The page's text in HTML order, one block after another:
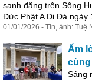
sanh đăng trên Sông
Đức Phật A Di Đà ngày
01/01/2026 - Tin, ảnh: Tuệ
Ấm
cùng
Sáng